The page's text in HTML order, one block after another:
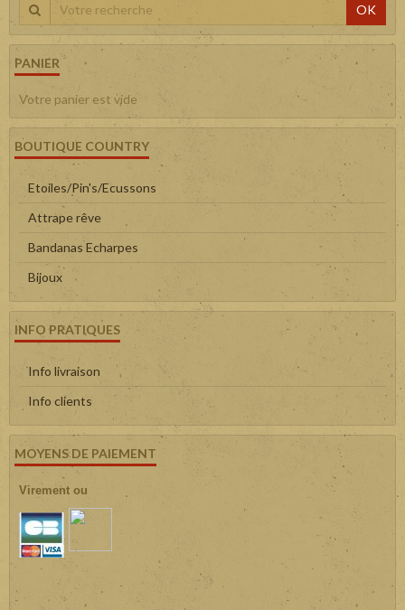
OK
PANIER
Votre panier est vide
BOUTIQUE COUNTRY
Etoiles/Pin's/Ecussons
Attrape rêve
Bandanas Echarpes
Bijoux
INFO PRATIQUES
Info livraison
Info clients
MOYENS DE PAIEMENT
Virement ou